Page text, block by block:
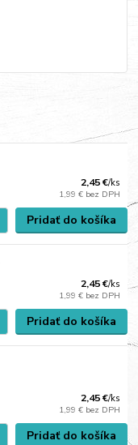
2,45 €/ks
1,99 € bez DPH
Pridať do košíka
2,45 €/ks
1,99 € bez DPH
Pridať do košíka
2,45 €/ks
1,99 € bez DPH
Pridať do košíka